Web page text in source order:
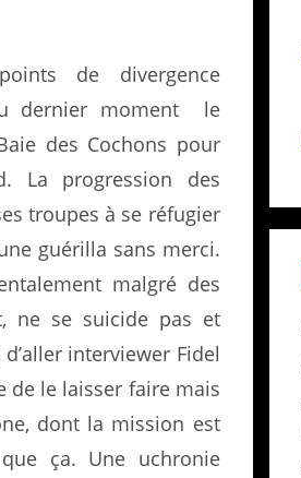
de divergence
dernier moment le
des Cochons pour
La progression des
troupes à se réfugier
guérilla sans merci.
malgré des
ne se suicide pas et
interviewer Fidel
de le laisser faire mais
dont la mission est
ça. Une uchronie